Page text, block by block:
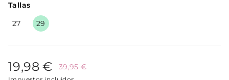
Tallas
27
29
19,98 € 39,95 €